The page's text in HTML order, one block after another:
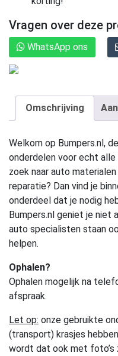
Vragen over deze
WhatsApp ons
Omschrijving
Welkom op Bumpers.nl,
onderdelen voor echt alle
zoek naar auto
reparatie? Dan vind je
onderdeel dat je nodig
Bumpers.nl geniet je niet
auto specialisten staan
helpen.
Ophalen?
Ophalen mogelijk na
afspraak.
Let op: onze gebruikte
(transport) krasjes
wordt dat ook met foto’s